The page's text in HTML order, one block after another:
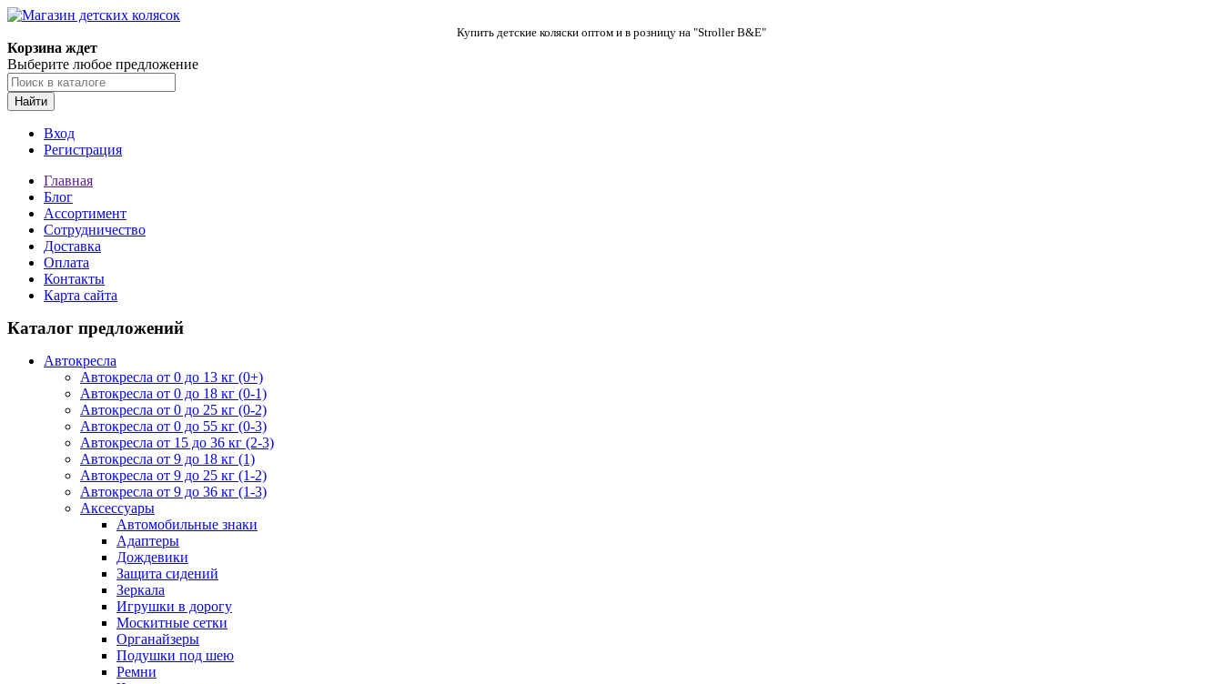
Купить детские коляски оптом и в розницу на "Stroller B&E"
Корзина ждет
Выберите любое предложение
Найти
Вход
Регистрация
Главная
Блог
Ассортимент
Сотрудничество
Доставка
Оплата
Контакты
Карта сайта
Каталог предложений
Автокресла
Автокресла от 0 до 13 кг (0+)
Автокресла от 0 до 18 кг (0-1)
Автокресла от 0 до 25 кг (0-2)
Автокресла от 0 до 55 кг (0-3)
Автокресла от 15 до 36 кг (2-3)
Автокресла от 9 до 18 кг (1)
Автокресла от 9 до 25 кг (1-2)
Автокресла от 9 до 36 кг (1-3)
Аксессуары
Автомобильные знаки
Адаптеры
Дождевики
Защита сидений
Зеркала
Игрушки в дорогу
Москитные сетки
Органайзеры
Подушки под шею
Ремни